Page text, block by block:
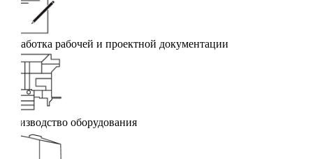
Разработка рабочей и проектной документации
Производство оборудования